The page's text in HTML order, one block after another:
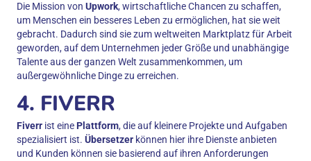
Die Mission von Upwork, wirtschaftliche Chancen zu schaffen,
um Menschen ein besseres Leben zu ermöglichen, hat sie weit
gebracht. Dadurch sind sie zum weltweiten Marktplatz für Arbeit
geworden, auf dem Unternehmen jeder Größe und unabhängige
Talente aus der ganzen Welt zusammenkommen, um
außergewöhnliche Dinge zu erreichen.
4. FIVERR
Fiverr ist eine Plattform, die auf kleinere Projekte und Aufgaben
spezialisiert ist. Übersetzer können hier ihre Dienste anbieten
und Kunden können sie basierend auf ihren Anforderungen